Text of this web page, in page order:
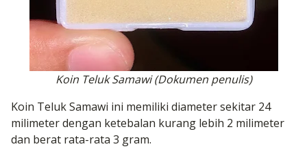
Koin Teluk Samawi (Dokumen penulis)
Koin Teluk Samawi ini memiliki diameter sekitar 24
milimeter dengan ketebalan kurang lebih 2 milimeter
dan berat rata-rata 3 gram.